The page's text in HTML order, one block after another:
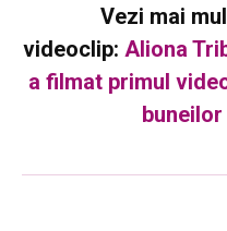
Vezi mai
videoclip: Aliona
a filmat primul